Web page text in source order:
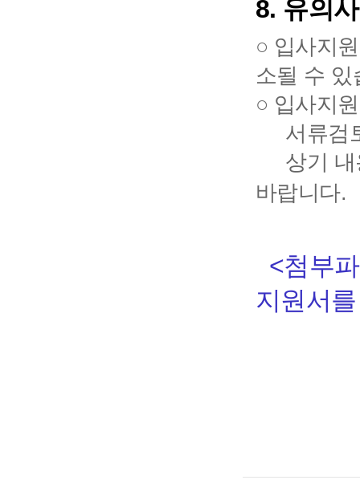
8. 유의
○ 입사지
소될 수
○ 입사지
서류검
상기 내
바랍니다.
<첨부
지원서